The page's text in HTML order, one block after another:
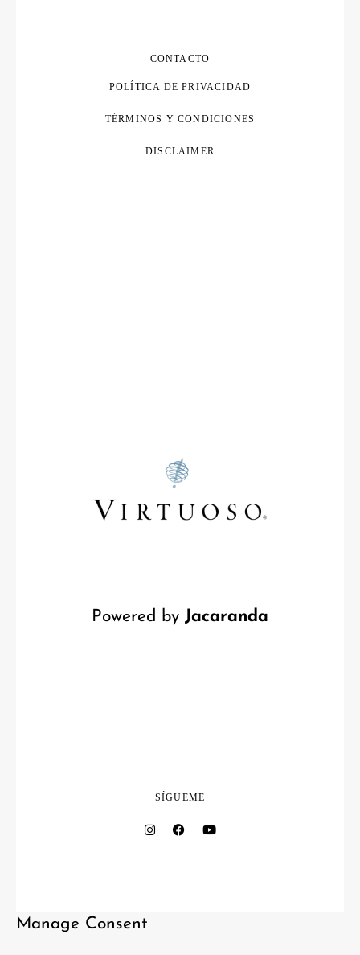
CONTACTO
POLÍTICA DE PRIVACIDAD
TÉRMINOS Y CONDICIONES
DISCLAIMER
Powered by Jacaranda
SÍGUEME
Manage Consent